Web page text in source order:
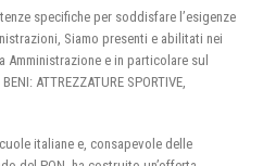
specifiche per soddisfare l’esigenze
Siamo presenti e abilitati nei
e in particolare sul
ATTREZZATURE SPORTIVE,
italiane e, consapevole delle